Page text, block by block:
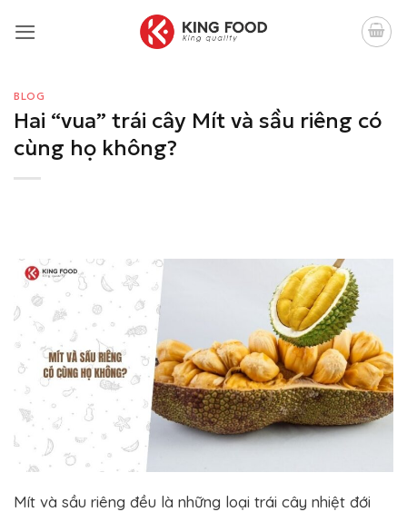
qua
BLOG
Hai “vua” trái cây Mít và sầu riêng có
cùng họ không?
Mít và sầu riêng đều là những loại trái cây nhiệt đới